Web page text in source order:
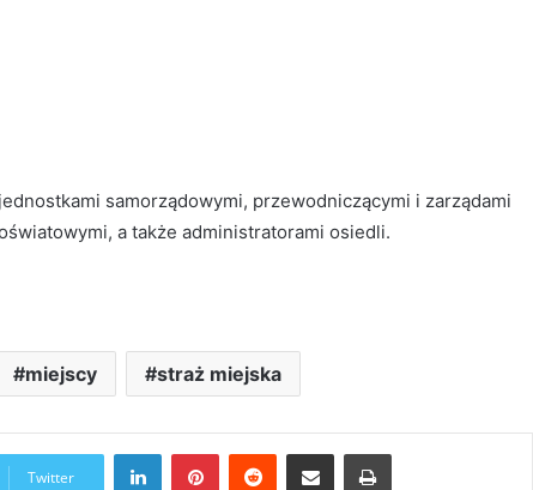
samorządowymi, przewodniczącymi i zarządami
a także administratorami osiedli.
miejscy straż miejska
Twitter
LinkedIn